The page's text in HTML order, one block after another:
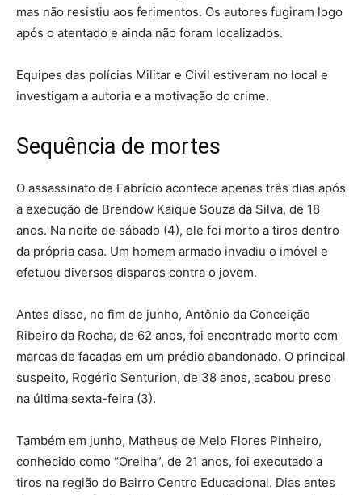
mas não resistiu aos ferimentos. Os autores fugiram logo
após o atentado e ainda não foram localizados.
Equipes das polícias Militar e Civil estiveram no local e
investigam a autoria e a motivação do crime.
Sequência de mortes
O assassinato de Fabrício acontece apenas três dias após
a execução de Brendow Kaique Souza da Silva, de 18
anos. Na noite de sábado (4), ele foi morto a tiros dentro
da própria casa. Um homem armado invadiu o imóvel e
efetuou diversos disparos contra o jovem.
Antes disso, no fim de junho, Antônio da Conceição
Ribeiro da Rocha, de 62 anos, foi encontrado morto com
marcas de facadas em um prédio abandonado. O principal
suspeito, Rogério Senturion, de 38 anos, acabou preso
na última sexta-feira (3).
Também em junho, Matheus de Melo Flores Pinheiro,
conhecido como “Orelha”, de 21 anos, foi executado a
tiros na região do Bairro Centro Educacional. Dias antes